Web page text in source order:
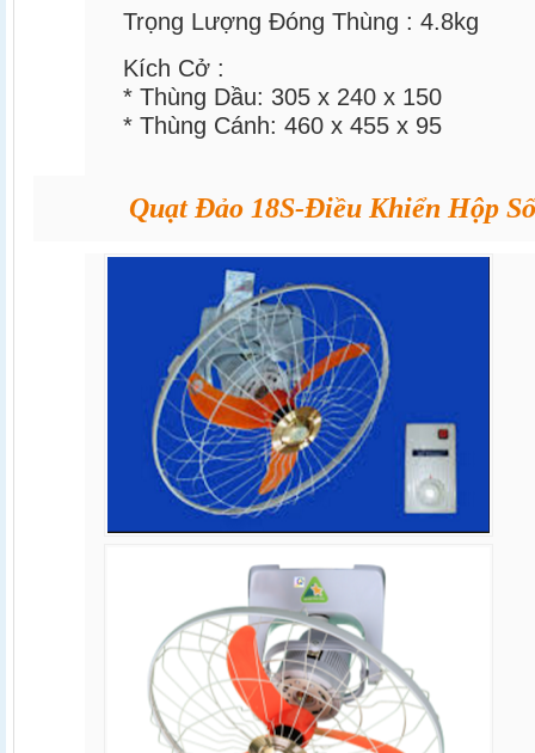
Trọng Lượng Đóng Thùng : 4.8kg
Kích Cở :
* Thùng Dầu: 305 x 240 x 150
* Thùng Cánh: 460 x 455 x 95
Quạt Đảo 18S-Điều Khiển Hộp